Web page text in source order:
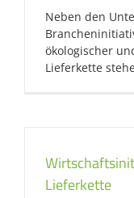
Neben den
ökologischer
Lieferkette
Lieferkette